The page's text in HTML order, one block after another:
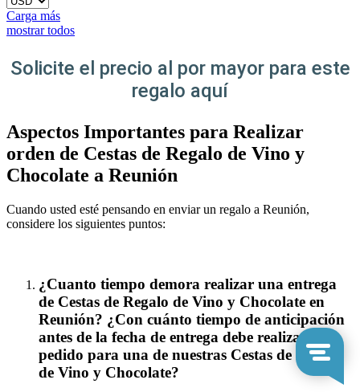
Carga más
mostrar todos
Solicite el precio al por mayor para este
regalo aquí
Aspectos Importantes para Realizar
orden de Cestas de Regalo de Vino y
Chocolate a Reunión
Cuando usted esté pensando en enviar un regalo a Reunión,
considere los siguientes puntos:
¿Cuanto tiempo demora realizar una entrega
de Cestas de Regalo de Vino y Chocolate en
Reunión? ¿Con cuánto tiempo de anticipación
antes de la fecha de entrega debe realizar su
pedido para una de nuestras Cestas de Regalo
de Vino y Chocolate?